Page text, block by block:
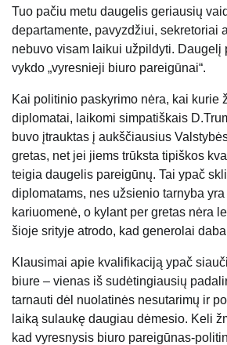
Tuo pačiu metu daugelis geriausių
departamente, pavyzdžiui, sekretoriai
nebuvo visam laikui užpildyti. Daugelį
vykdo „vyresnieji biuro pareigūnai“.
Kai politinio paskyrimo nėra, kai kurie
diplomatai, laikomi simpatiškais
buvo įtrauktas į aukščiausius
gretas, net jei jiems trūksta tipiškos
teigia daugelis pareigūnų. Tai ypač
diplomatams, nes užsienio tarnyba
kariuomenė, o kylant per gretas nėra
šioje srityje atrodo, kad generolai
Klausimai apie kvalifikaciją ypač
biure – vienas iš sudėtingiausių
tarnauti dėl nuolatinės nesutarimų ir
laiką sulaukę daugiau dėmesio. Keli
kad vyresnysis biuro pareigūnas-